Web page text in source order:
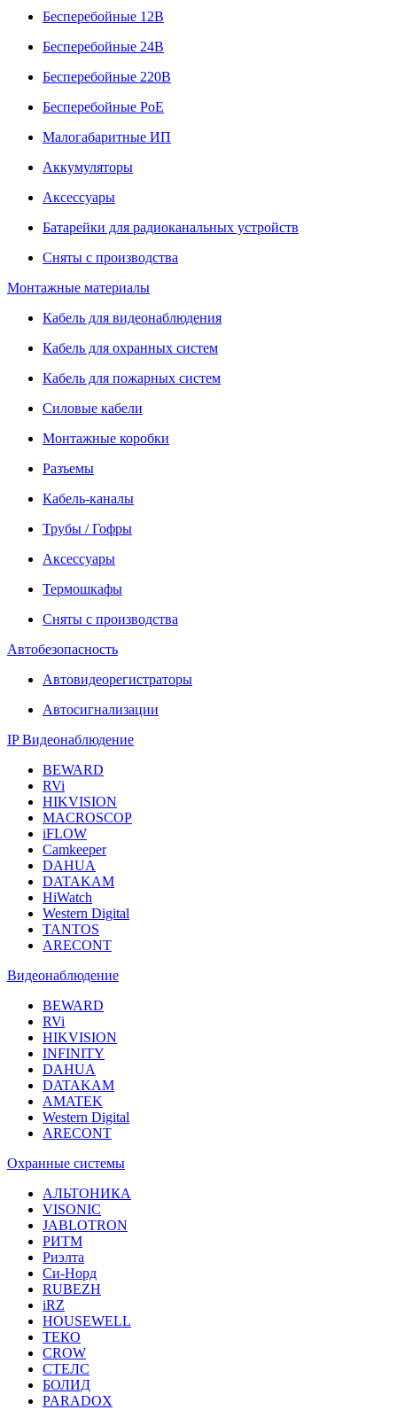
Бесперебойные 12В
Бесперебойные 24В
Бесперебойные 220В
Бесперебойные PoE
Малогабаритные ИП
Аккумуляторы
Аксессуары
Батарейки для радиоканальных устройств
Сняты с производства
Монтажные материалы
Кабель для видеонаблюдения
Кабель для охранных систем
Кабель для пожарных систем
Силовые кабели
Монтажные коробки
Разъемы
Кабель-каналы
Трубы / Гофры
Аксессуары
Термошкафы
Сняты с производства
Автобезопасность
Автовидеорегистраторы
Автосигнализации
IP Видеонаблюдение
BEWARD
RVi
HIKVISION
MACROSCOP
iFLOW
Camkeeper
DAHUA
DATAKAM
HiWatch
Western Digital
TANTOS
ARECONT
Видеонаблюдение
BEWARD
RVi
HIKVISION
INFINITY
DAHUA
DATAKAM
AMATEK
Western Digital
ARECONT
Охранные системы
АЛЬТОНИКА
VISONIC
JABLOTRON
РИТМ
Риэлта
Си-Норд
RUBEZH
iRZ
HOUSEWELL
ТЕКО
CROW
СТЕЛС
БОЛИД
PARADOX